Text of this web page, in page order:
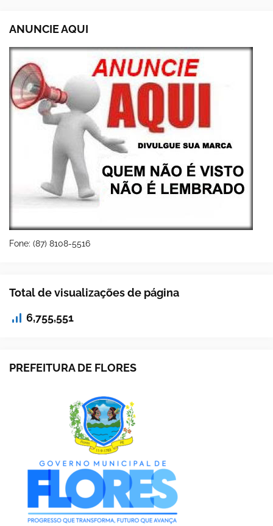
ANUNCIE AQUI
Fone: (87) 8108-5516
Total de visualizações de página
6,755,551
PREFEITURA DE FLORES